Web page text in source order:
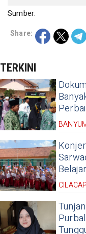
Sumber:
Share:
TERKINI
CILACAP